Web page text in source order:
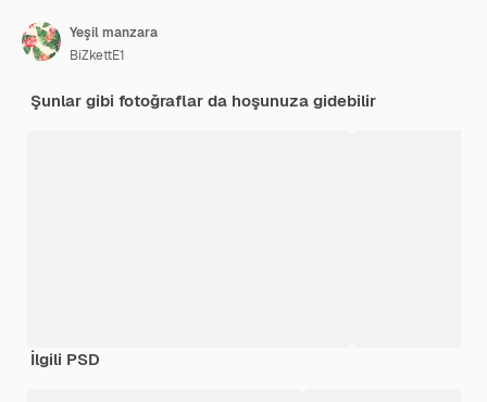
Yeşil manzara
BiZkettE1
Şunlar gibi fotoğraflar da hoşunuza gidebilir
İlgili PSD